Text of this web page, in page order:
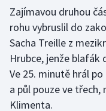
Házená
Jezdectví
Judo
Krasobruslení
Zajímavou druhou
rohu vybruslil do
Sacha Treille z
Hrubce, jenže
Ve 25. minutě hrál
a půl pouze ve
Klimenta.